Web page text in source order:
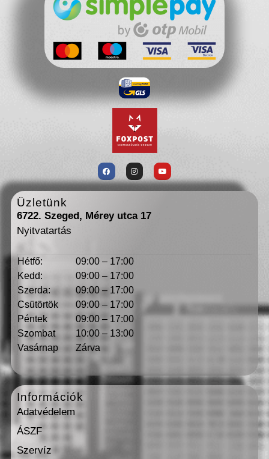
Üzletünk
6722. Szeged, Mérey utca 17
Nyitvatartás
Hétfő:
09:00 – 17:00
Kedd:
09:00 – 17:00
Szerda:
09:00 – 17:00
Csütörtök
09:00 – 17:00
Péntek
09:00 – 17:00
Szombat
10:00 – 13:00
Vasárnap
Zárva
Információk
Adatvédelem
ÁSZF
Szervíz